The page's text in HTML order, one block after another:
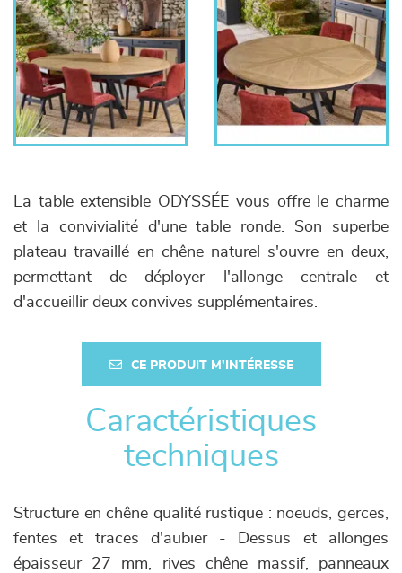
La table extensible ODYSSÉE vous offre le charme
et la convivialité d'une table ronde. Son superbe
plateau travaillé en chêne naturel s'ouvre en deux,
permettant de déployer l'allonge centrale et
d'accueillir deux convives supplémentaires.
CE PRODUIT M'INTÉRESSE
Caractéristiques
techniques
Structure en chêne qualité rustique : noeuds, gerces,
fentes et traces d'aubier - Dessus et allonges
épaisseur 27 mm, rives chêne massif, panneaux